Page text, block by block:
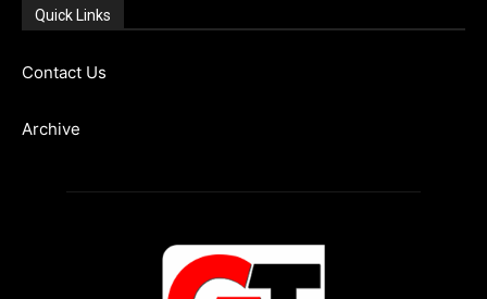
Quick Links
Contact Us
Archive